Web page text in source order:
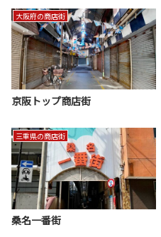
大阪府の商店街
京阪トップ商店街
三重県の商店街
桑名一番街